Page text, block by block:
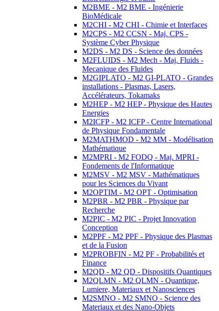
M2BME - M2 BME - Ingénierie
BioMédicale
M2CHI - M2 CHI - Chimie et Interfaces
M2CPS - M2 CCSN - Maj. CPS -
Système Cyber Physique
M2DS - M2 DS - Science des données
M2FLUIDS - M2 Mech - Maj. Fluids -
Mecanique des Fluides
M2GIPLATO - M2 GI-PLATO - Grandes
installations - Plasmas, Lasers,
Accélérateurs, Tokamaks
M2HEP - M2 HEP - Physique des Hautes
Energies
M2ICFP - M2 ICFP - Centre International
de Physique Fondamentale
M2MATHMOD - M2 MM - Modélisation
Mathématique
M2MPRI - M2 FODQ - Maj. MPRI -
Fondements de l'Informatique
M2MSV - M2 MSV - Mathématiques
pour les Sciences du Vivant
M2OPTIM - M2 OPT - Optimisation
M2PBR - M2 PBR - Physique par
Recherche
M2PIC - M2 PIC - Projet Innovation
Conception
M2PPF - M2 PPF - Physique des Plasmas
et de la Fusion
M2PROBFIN - M2 PF - Probabilités et
Finance
M2QD - M2 QD - Dispositifs Quantiques
M2QLMN - M2 QLMN - Quantique,
Lumiere, Materiaux et Nanosciences
M2SMNO - M2 SMNO - Science des
Materiaux et des Nano-Objets